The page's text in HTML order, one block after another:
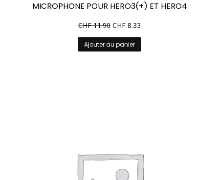
MICROPHONE POUR HERO3(+) ET HERO4
CHF11.90 CHF 8.33
Ajouter au panier